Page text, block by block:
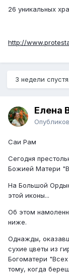
26 уникальных
http://
3 недели
Елена
Саи Рам
Сегодня
Божией Матери
На Большой
этой иконы...
Об этом
ниже.
Однажды,
сухие цветы из
Богоматери
тому, когда